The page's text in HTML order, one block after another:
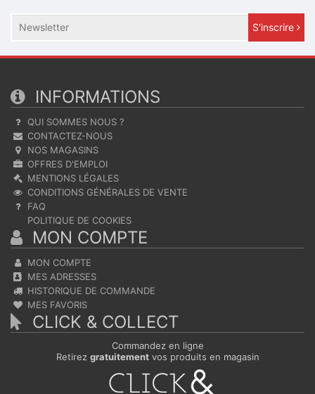
S'inscrire
INFORMATIONS
QUI SOMMES NOUS ?
CONTACTEZ-NOUS
NOS MAGASINS
OFFRES D'EMPLOI
MENTIONS LÉGALES
CONDITIONS GÉNÉRALES DE VENTE
FAQ
POLITIQUE DE COOKIES
MON COMPTE
MON COMPTE
MES ADRESSES
HISTORIQUE DE COMMANDE
MES FAVORIS
CLICK & COLLECT
Commandez en ligne
Retirez gratuitementvos produits en magasin